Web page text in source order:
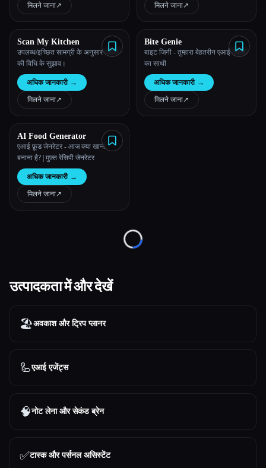
हमारे बारे में
Esc
मिलने जाना↗︎ मिलने जाना↗︎
Scan My Kitchen
उपलब्ध/इच्छित सामग्री के अनुसार पकाने
की विधि के सुझाव।
अधिक जानकारी →
मिलने जाना↗︎
Bite Genie
बाइट जिनी - तुम्हारा बेहतरीन एआई रेसिपी
का साथी
अधिक जानकारी →
मिलने जाना↗︎
AI Food Generator
एआई फ़ूड जेनरेटर - आज क्या खाना
बनाना है? | मुफ़्त रेसिपी जेनरेटर
अधिक जानकारी →
मिलने जाना↗︎
Loading...
उत्पादकता में और देखें
🏖अवकाश और ट्रिप प्लानर
🦾एआई एजेंट्स
🧠नोट लेना और सेकंड ब्रेन
✅टास्क और पर्सनल असिस्टेंट